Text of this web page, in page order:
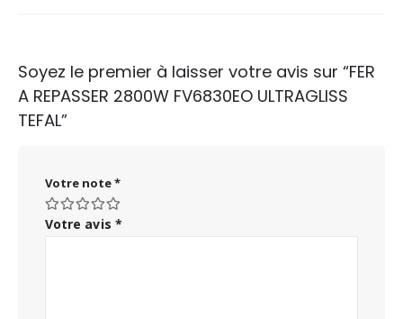
Soyez le premier à laisser votre avis sur “FER
A REPASSER 2800W FV6830EO ULTRAGLISS
TEFAL”
Votre note*
Votre avis *